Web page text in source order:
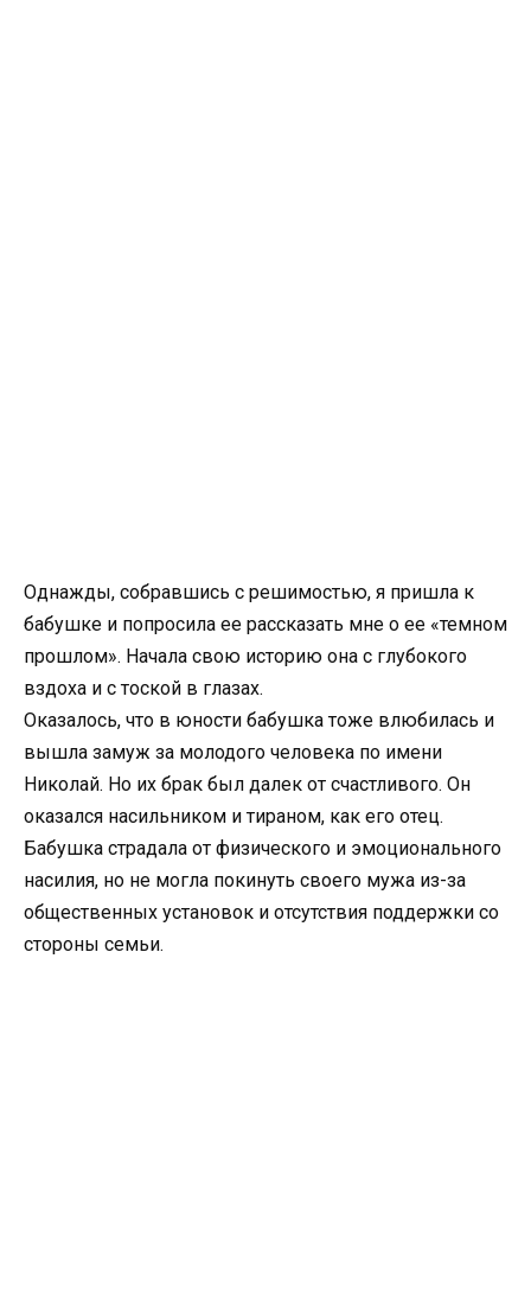
Однажды, собравшись с решимостью, я пришла к
бабушке и попросила ее рассказать мне о ее «темном
прошлом». Начала свою историю она с глубокого
вздоха и с тоской в глазах.
Оказалось, что в юности бабушка тоже влюбилась и
вышла замуж за молодого человека по имени
Николай. Но их брак был далек от счастливого. Он
оказался насильником и тираном, как его отец.
Бабушка страдала от физического и эмоционального
насилия, но не могла покинуть своего мужа из-за
общественных установок и отсутствия поддержки со
стороны семьи.